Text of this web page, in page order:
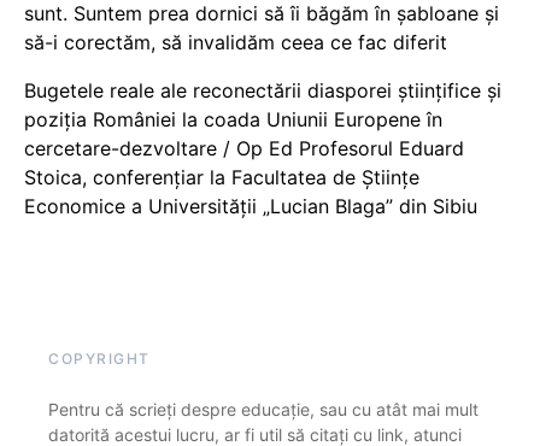
sunt. Suntem prea dornici să îi băgăm în șabloane și
să-i corectăm, să invalidăm ceea ce fac diferit
Bugetele reale ale reconectării diasporei științifice și
poziția României la coada Uniunii Europene în
cercetare-dezvoltare / Op Ed Profesorul Eduard
Stoica, conferențiar la Facultatea de Științe
Economice a Universității „Lucian Blaga” din Sibiu
COPYRIGHT
Pentru că scrieți despre educație, sau cu atât mai mult
datorită acestui lucru, ar fi util să citați cu link, atunci